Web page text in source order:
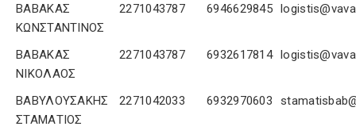
ΒΑΒΑΚΑΣ
ΚΩΝΣΤΑΝΤΙΝΟΣ
2271043787 6946629845
ΒΑΒΑΚΑΣ
ΝΙΚΟΛΑΟΣ
2271043787 6932617814
ΒΑΒΥΛΟΥΣΑΚΗΣ
ΣΤΑΜΑΤΙΟΣ
2271042033 6932970603